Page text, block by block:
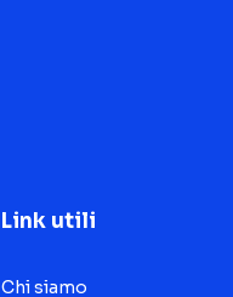
Link utili
Chi siamo